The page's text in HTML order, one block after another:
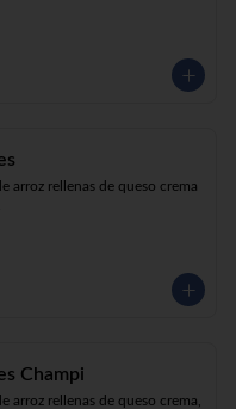
arroz rellenas de queso crema
Champi
arroz rellenas de queso crema,